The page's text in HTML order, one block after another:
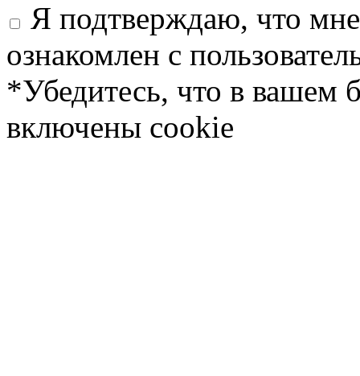
Я подтверждаю, что
ознакомлен с
*Убедитесь, что в вашем
включены cookie